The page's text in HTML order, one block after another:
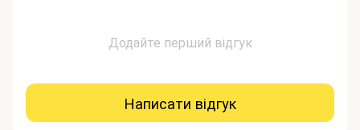
Додайте перший відгук
Написати відгук